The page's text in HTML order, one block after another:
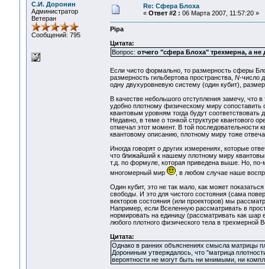
С.И. Доронин
Администратор
Ветеран
Сообщений: 795
Re: Сфера Блоха
« Ответ #2 : 06 Марта 2007, 11:57:20 »
Pipa
Цитата:
Вопрос: отчего "сфера Блоха" трехмерна, а не
Если чисто формально, то размерность сферы
размерность гильбертова пространства, N-число
одну двухуровневую систему (один кубит),
В качестве небольшого отступления замечу, что
удобно плотному физическому миру сопоставить
квантовым уровням тогда будут соответствовать
Недавно, в теме о тонкой структуре квантового
отмечал этот момент. В той последовательности
квантовому описанию, плотному миру тоже
Иногда говорят о других измерениях, которые
что ближайший к нашему плотному миру
т.д. по формуле, которая приведена выше. Но, по-
многомерный мир
, в любом случае наше
Один кубит, это не так мало, как может
свободы. И это для чистого состояния (сама
векторов состояния (или проекторов) мы
Например, если Вселенную рассматривать в
нормировать на единицу (рассматривать как шар
любого плотного физического тела в трехмерной
Цитата:
Однако в ранних объяснениях смысла матрицы
Дорониным утверждалось, что "матрица
вероятности не могут быть ни мнимыми, ни